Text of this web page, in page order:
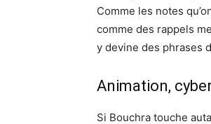
Comme les notes
comme des rappels
y devine des phrases
Animation,
Si Bouchra touche